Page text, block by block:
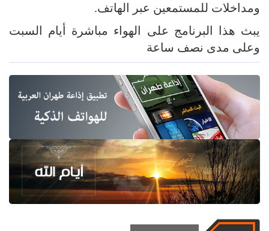
ومداخلات للمستمعين عبر الهاتف.
يبث هذا البرنامج على الهواء مباشرة أيام السبت
وعلى مدى نصف ساعة